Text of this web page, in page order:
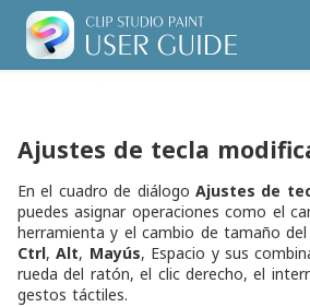
Ajustes de tecla
En el cuadro de diálogo Ajustes de
puedes asignar operaciones como el
herramienta y el cambio de tamaño
Ctrl,Alt, Mayús, Espacio y sus
rueda del ratón, el clic derecho, el
gestos táctiles.